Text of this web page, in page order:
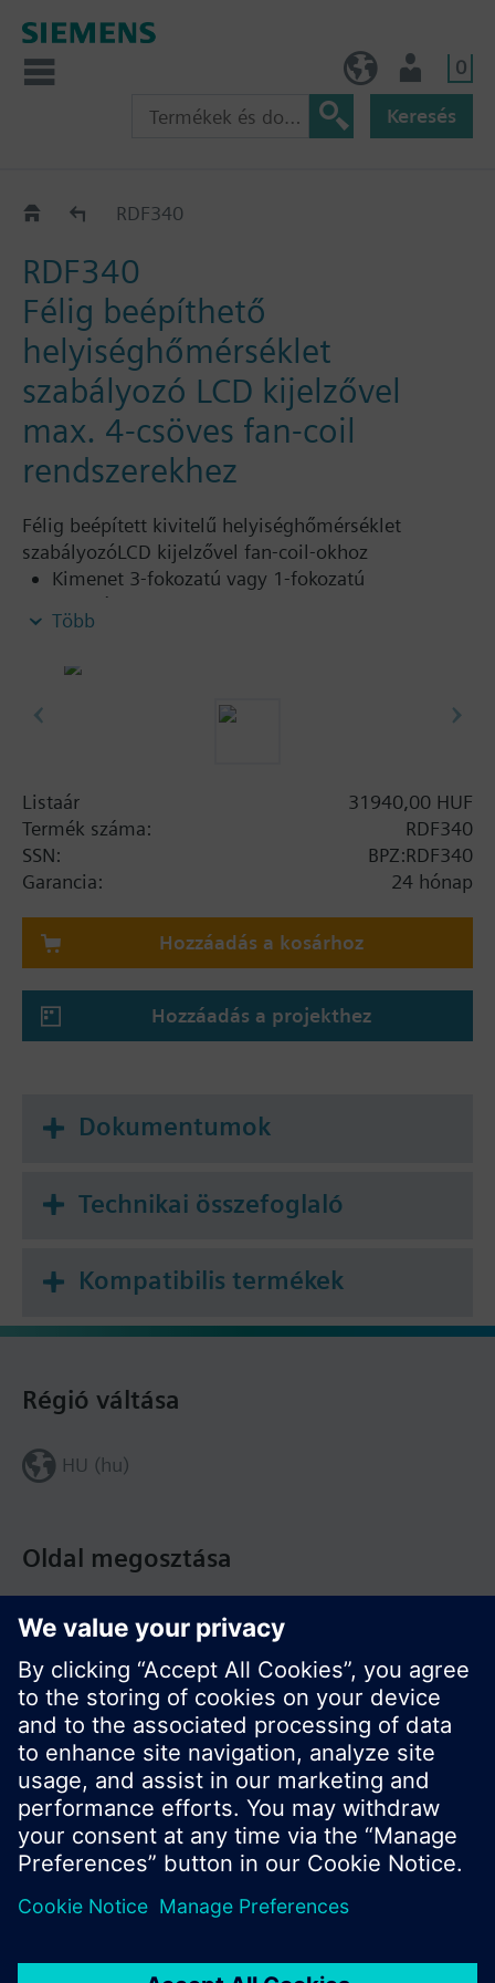
0
Keresés
RDF..Flush Mount
RDF340
RDF340
Félig beépíthető
helyiséghőmérséklet
szabályozó LCD kijelzővel
max. 4-csöves fan-coil
rendszerekhez
Félig beépített kivitelű helyiséghőmérséklet
szabályozóLCD kijelzővel fan-coil-okhoz
Kimenet 3-fokozatú vagy 1-fokozatú
ventilátorhoz
Két multifunkcionális bemenet kulcskártyához,
Állítható beállítási és szabályozási paraméterek
Minimum és maximum hőfok korlátozás
Burkolat színe: fehér (RAL 9003)
Szerelése szabványos süllyeszett
távolsággal
Több
Listaár
31940,00 HUF
Termék száma:
RDF340
SSN:
BPZ:RDF340
Garancia:
24 hónap
Hozzáadás a kosárhoz
Hozzáadás a projekthez
Dokumentumok
Technikai összefoglaló
Kompatibilis termékek
Oldal megosztása
Régió váltása
HU (hu)
© Siemens Switzerland Ltd. Building Technologies
Division - 2016
A termékválaszték és az árak országonként